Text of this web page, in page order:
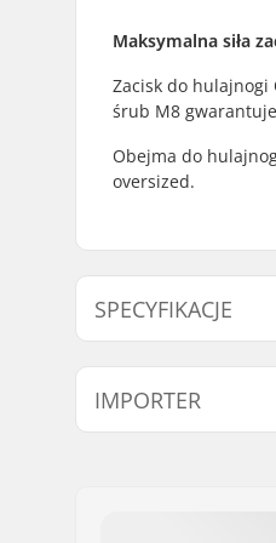
Maksymalna siła
Zacisk do hulajnogi
śrub M8
Obejma do
oversized.
SPECYFIKACJE
Wewnętrzna
Rozmiar zacisku:
Shim:
IMPORTER